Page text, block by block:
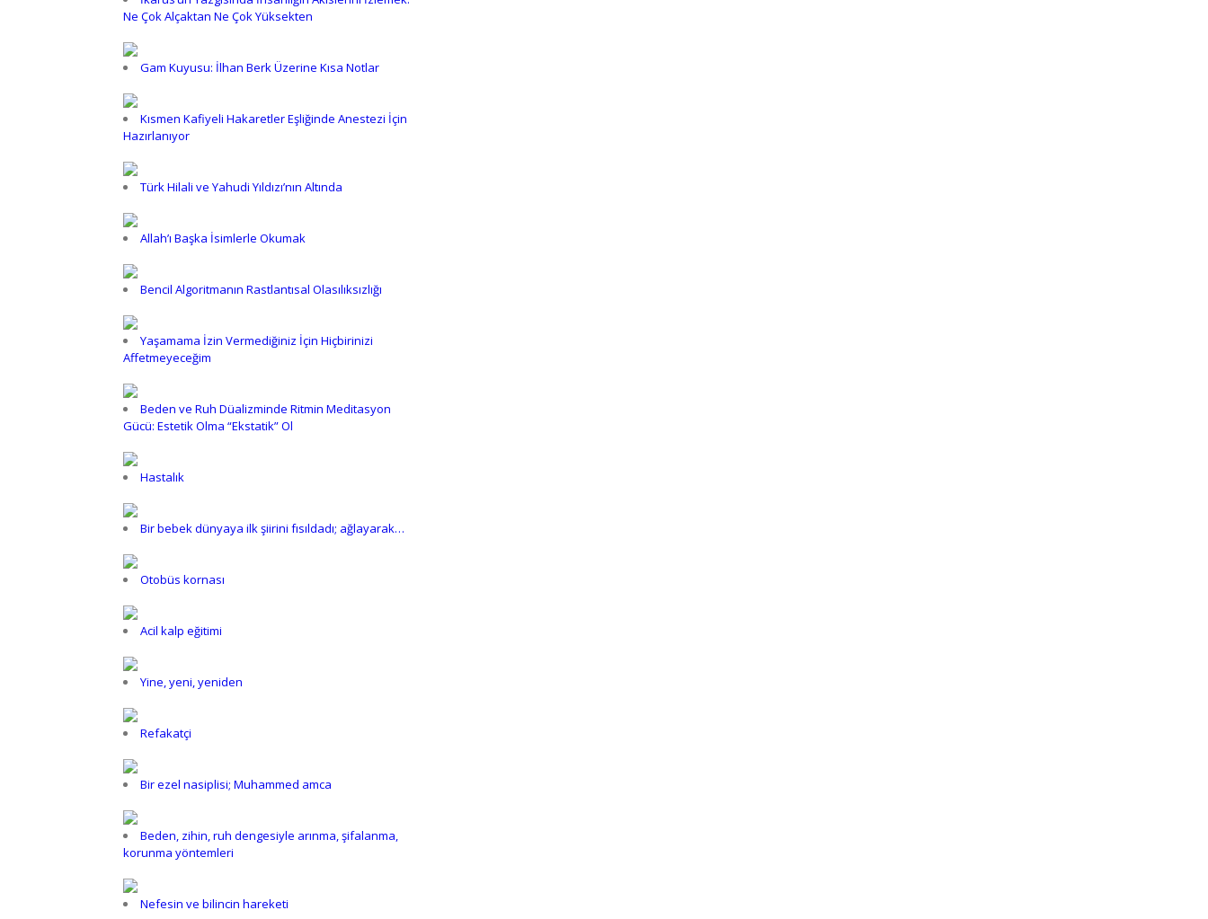
Ne Çok Alçaktan Ne Çok Yüksekten
Gam Kuyusu: İlhan Berk Üzerine Kısa Notlar
Kısmen Kafiyeli Hakaretler Eşliğinde Anestezi İçin
Hazırlanıyor
Türk Hilali ve Yahudi Yıldızı’nın Altında
Allah’ı Başka İsimlerle Okumak
Bencil Algoritmanın Rastlantısal Olasılıksızlığı
Yaşamama İzin Vermediğiniz İçin Hiçbirinizi
Affetmeyeceğim
Beden ve Ruh Düalizminde Ritmin Meditasyon
Gücü: Estetik Olma “Ekstatik” Ol
Hastalık
Bir bebek dünyaya ilk şiirini fısıldadı; ağlayarak…
Otobüs kornası
Acil kalp eğitimi
Yine, yeni, yeniden
Refakatçi
Bir ezel nasiplisi; Muhammed amca
Beden, zihin, ruh dengesiyle arınma, şifalanma,
korunma yöntemleri
Nefesin ve bilincin hareketi